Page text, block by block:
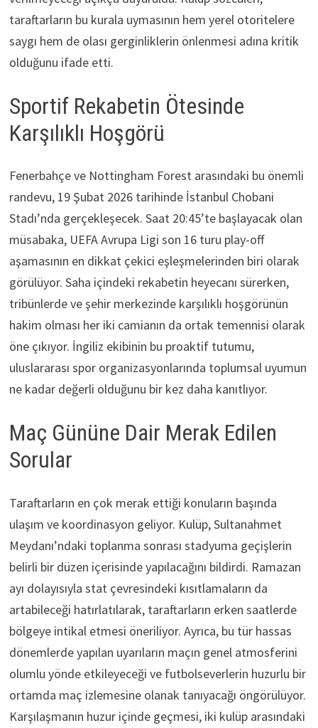
taraftarların bu kurala uymasının hem yerel otoritelere
saygı hem de olası gerginliklerin önlenmesi adına kritik
olduğunu ifade etti.
Sportif Rekabetin Ötesinde
Karşılıklı Hoşgörü
Fenerbahçe ve Nottingham Forest arasındaki bu önemli
randevu, 19 Şubat 2026 tarihinde İstanbul Chobani
Stadı’nda gerçekleşecek. Saat 20:45’te başlayacak olan
müsabaka, UEFA Avrupa Ligi son 16 turu play-off
aşamasının en dikkat çekici eşleşmelerinden biri olarak
görülüyor. Saha içindeki rekabetin heyecanı sürerken,
tribünlerde ve şehir merkezinde karşılıklı hoşgörünün
hakim olması her iki camianın da ortak temennisi olarak
öne çıkıyor. İngiliz ekibinin bu proaktif tutumu,
uluslararası spor organizasyonlarında toplumsal uyumun
ne kadar değerli olduğunu bir kez daha kanıtlıyor.
Maç Gününe Dair Merak Edilen
Sorular
Taraftarların en çok merak ettiği konuların başında
ulaşım ve koordinasyon geliyor. Kulüp, Sultanahmet
Meydanı’ndaki toplanma sonrası stadyuma geçişlerin
belirli bir düzen içerisinde yapılacağını bildirdi. Ramazan
ayı dolayısıyla stat çevresindeki kısıtlamaların da
artabileceği hatırlatılarak, taraftarların erken saatlerde
bölgeye intikal etmesi öneriliyor. Ayrıca, bu tür hassas
dönemlerde yapılan uyarıların maçın genel atmosferini
olumlu yönde etkileyeceği ve futbolseverlerin huzurlu bir
ortamda maç izlemesine olanak tanıyacağı öngörülüyor.
Karşılaşmanın huzur içinde geçmesi, iki kulüp arasındaki